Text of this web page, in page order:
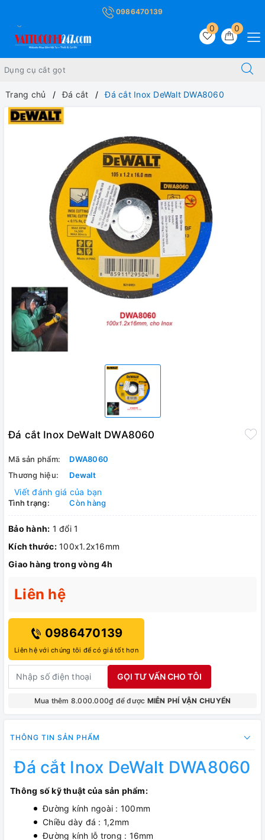
0986470139
0
0
Trang chủ Đá cắt Đá cắt Inox DeWalt DWA8060
Đá cắt Inox DeWalt DWA8060
Mã sản phẩm:
DWA8060
Thương hiệu:
Dewalt
Viết đánh giá của bạn
Tình trạng: Còn hàng
Bảo hành: 1 đổi 1
Kích thước:100x1.2x16mm
Giao hàng trong vòng 4h
Liên hệ
0986470139
Liên hệ với chúng tôi để có giá tốt hơn
GỌI TƯ VẤN CHO TÔI
Mua thêm 8.000.000₫ để được MIỄN PHÍ VẬN CHUYỂN
THÔNG TIN SẢN PHẨM
Đá cắt Inox DeWalt DWA8060
Thông số kỹ thuật của sản phẩm:
Đường kính ngoài : 100mm
Chiều dày đá : 1,2mm
Đường kính lỗ trong : 16mm